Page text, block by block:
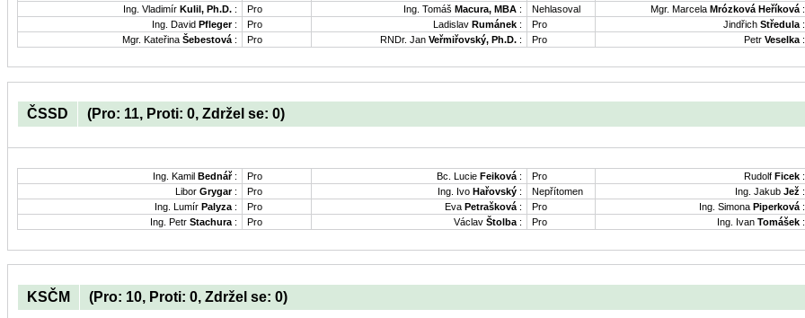
Ing. Vladimír Kulil, Ph.D. : Pro Ing. Tomáš Macura, MBA : Nehlasoval Mgr. Marcela Mrózková Heříková :
Ing. David Pfleger: Pro Ladislav Rumánek : Pro Jindřich Středula :
Mgr. Kateřina Šebestová : Pro RNDr. Jan Veřmiřovský, Ph.D. : Pro Petr Veselka :
ČSSD (Pro: 11, Proti: 0, Zdržel se: 0)
Ing. Kamil Bednář: Pro Bc. Lucie Feiková: Pro Rudolf Ficek :
Libor Grygar: Pro Ing. Ivo Hařovský : Nepřítomen Ing. Jakub Jež :
Ing. Lumír Palyza: Pro Eva Petrašková: Pro Ing. Simona Piperková:
Ing. Petr Stachura: Pro Václav Štolba: Pro Ing. Ivan Tomášek :
KSČM (Pro: 10, Proti: 0, Zdržel se: 0)